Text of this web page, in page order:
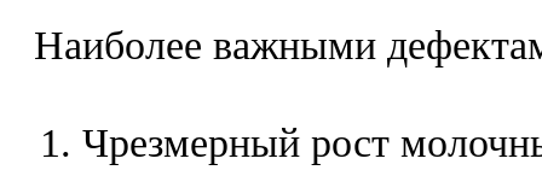
Наиболее важными
Чрезмерный рост